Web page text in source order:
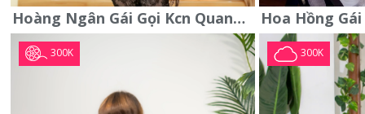
Hoàng Ngân Gái Gọi Kcn Quang Minh - Mê Linh . Hàng Vip Lần Đầu
300K 300K